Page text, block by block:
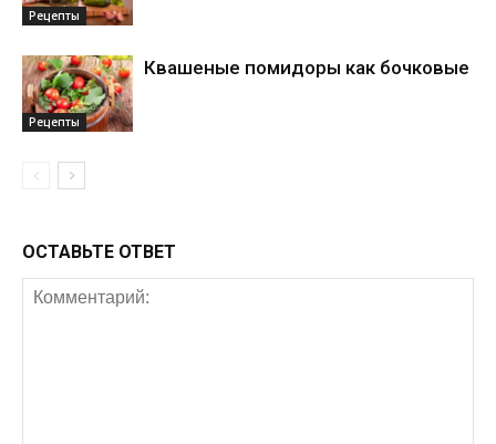
Рецепты
Рецепты
Квашеные помидоры как бочковые
ОСТАВЬТЕ ОТВЕТ